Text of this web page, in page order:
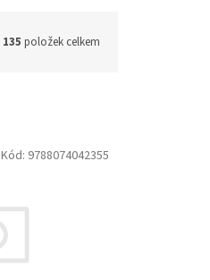
135 položek celkem
Kód: 9788074042355